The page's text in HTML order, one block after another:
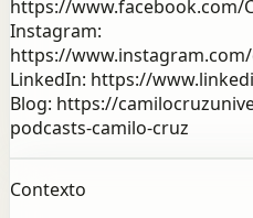
https://www.facebook.com/
Instagram:
https://
LinkedIn: https://
Blog: https://
podcasts-camilo-cruz
Contexto